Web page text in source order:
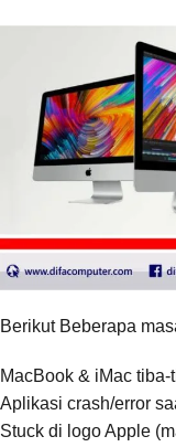
Berikut Beberapa
MacBook & iMac
Aplikasi crash/error
Stuck di logo Apple